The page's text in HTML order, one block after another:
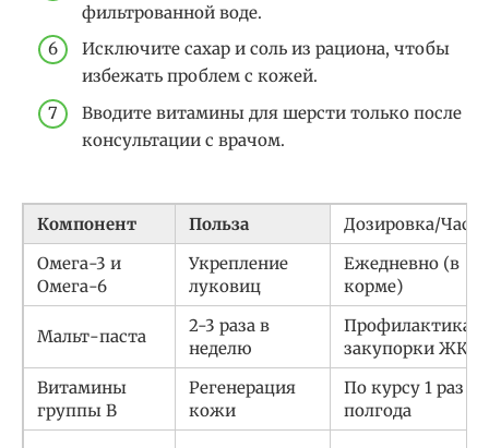
фильтрованной воде.
Исключите сахар и соль из рациона, чтобы
избежать проблем с кожей.
Вводите витамины для шерсти только после
консультации с врачом.
Компонент Польза
Дозировка/
Омега-3 и
Омега-6
Укрепление
луковиц
Ежедневно (в
корме)
Мальт-паста
2-3 раза в
неделю
Профилактика
закупорки ЖКТ
Витамины
группы B
Регенерация
кожи
По курсу 1 раз в
полгода